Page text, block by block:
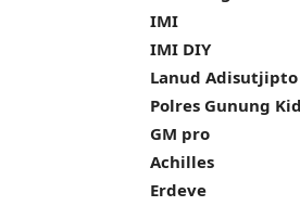
IMI
IMI DIY
Lanud Adisutjipto
Polres Gunung
GM pro
Achilles
Erdeve